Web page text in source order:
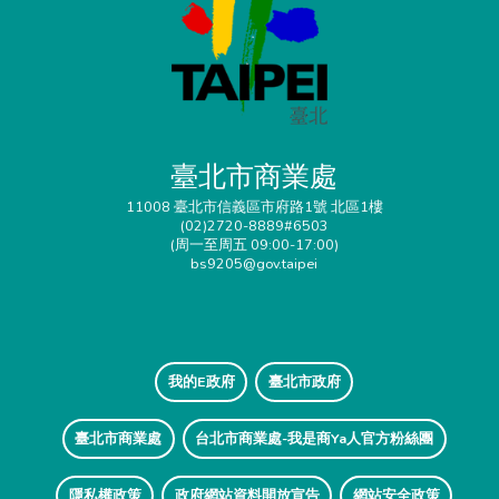
臺北市商業處
11008 臺北市信義區市府路1號 北區1樓
(02)2720-8889#6503
(周一至周五 09:00-17:00)
bs9205@gov.taipei
我的E政府 臺北市政府
臺北市商業處 台北市商業處-我是商Ya人官方粉絲團